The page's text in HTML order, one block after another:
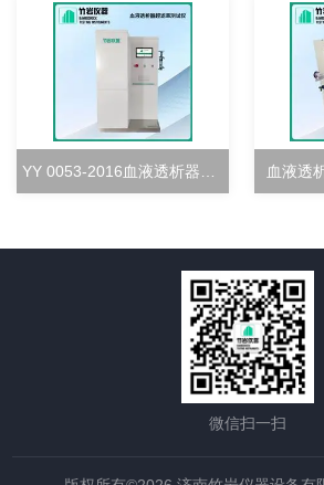
YY 0053-2016血液透析器超滤率测试仪 血液透
微信扫一扫